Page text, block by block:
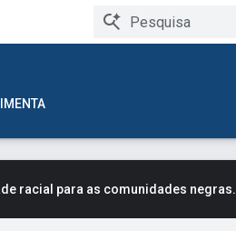
racial para as comunidades negras.